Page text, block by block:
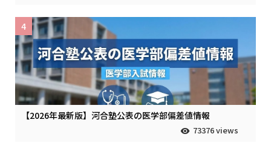
【2026年最新版】河合塾公表の医学部偏差値情報
73376 views
4